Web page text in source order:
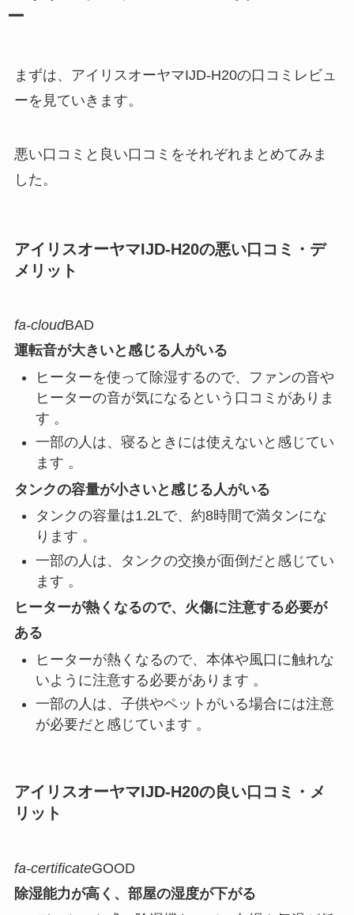
ー
まずは、アイリスオーヤマIJD-H20の口コミレビュ
ーを見ていきます。
悪い口コミと良い口コミをそれぞれまとめてみま
した。
アイリスオーヤマIJD-H20の悪い口コミ・デ
メリット
fa-cloudBAD
運転音が大きいと感じる人がいる
ヒーターを使って除湿するので、ファンの音や
ヒーターの音が気になるという口コミがありま
す 。
一部の人は、寝るときには使えないと感じてい
ます 。
タンクの容量が小さいと感じる人がいる
タンクの容量は1.2Lで、約8時間で満タンにな
ります 。
一部の人は、タンクの交換が面倒だと感じてい
ます 。
ヒーターが熱くなるので、火傷に注意する必要が
ある
ヒーターが熱くなるので、本体や風口に触れな
いように注意する必要があります 。
一部の人は、子供やペットがいる場合には注意
が必要だと感じています 。
アイリスオーヤマIJD-H20の良い口コミ・メ
リット
fa-certificateGOOD
除湿能力が高く、部屋の湿度が下がる